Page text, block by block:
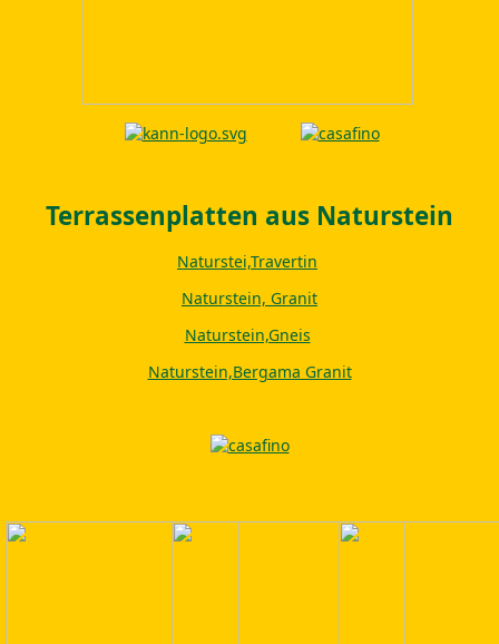
Terrassenplatten aus Naturstein
Naturstei,Travertin
Naturstein, Granit
Naturstein,Gneis
Naturstein,Bergama Granit